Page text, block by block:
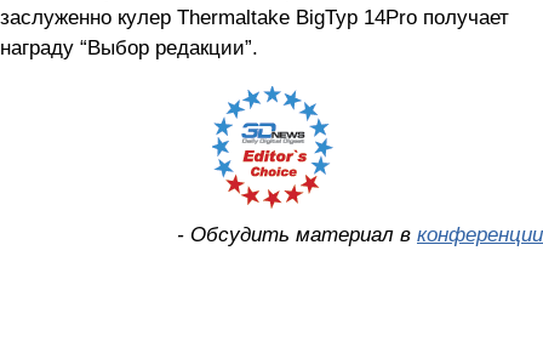
заслуженно кулер Thermaltake BigTyp 14Pro получает
награду “Выбор редакции”.
- Обсудить материал в конференции